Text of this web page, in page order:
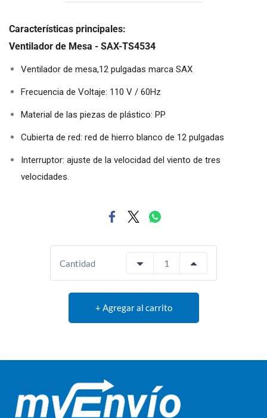
Características principales:
Ventilador de Mesa - SAX-TS4534
Ventilador de mesa,12 pulgadas marca SAX
Frecuencia de Voltaje: 110 V / 60Hz
Material de las piezas de plástico: PP
Cubierta de red: red de hierro blanco de 12 pulgadas
Interruptor: ajuste de la velocidad del viento de tres
velocidades.
Cantidad
+ Agregar al carrito